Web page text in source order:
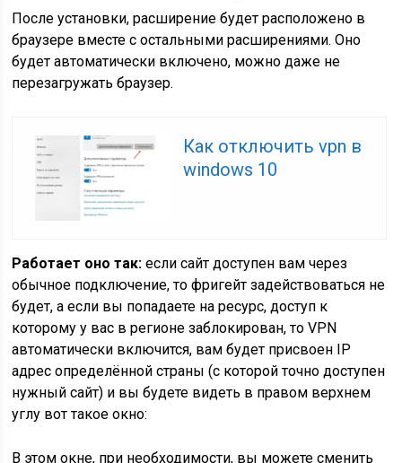
После установки, расширение будет расположено в
браузере вместе с остальными расширениями. Оно
будет автоматически включено, можно даже не
перезагружать браузер.
Как отключить vpn в
windows 10
Работает оно так: если сайт доступен вам через
обычное подключение, то фригейт задействоваться не
будет, а если вы попадаете на ресурс, доступ к
которому у вас в регионе заблокирован, то VPN
автоматически включится, вам будет присвоен IP
адрес определённой страны (с которой точно доступен
нужный сайт) и вы будете видеть в правом верхнем
углу вот такое окно:
В этом окне, при необходимости, вы можете сменить